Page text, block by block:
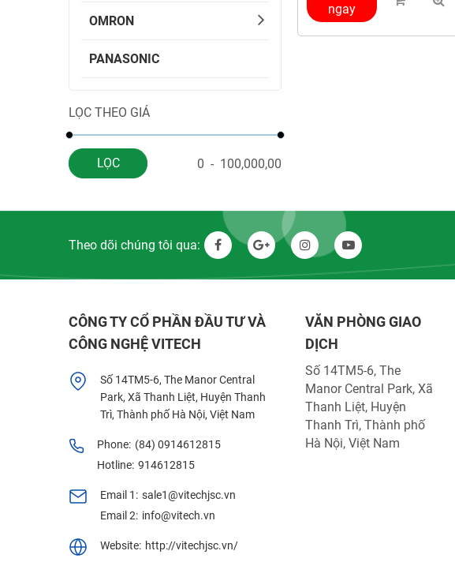
OMRON
PANASONIC
LỌC THEO GIÁ
LỌC 0 - 100,000,00
ngay
Theo dõi chúng tôi qua:
CÔNG TY CỔ PHẦN ĐẦU TƯ VÀ
CÔNG NGHỆ VITECH
Số 14TM5-6, The Manor Central
Park, Xã Thanh Liệt, Huyện Thanh
Trì, Thành phố Hà Nội, Việt Nam
Phone: (84) 0914612815
Hotline: 914612815
Email 1: sale1@vitechjsc.vn
Email 2: info@vitech.vn
Website: http://vitechjsc.vn/
VĂN PHÒNG GIAO
DỊCH
Số 14TM5-6, The
Manor Central Park, Xã
Thanh Liệt, Huyện
Thanh Trì, Thành phố
Hà Nội, Việt Nam